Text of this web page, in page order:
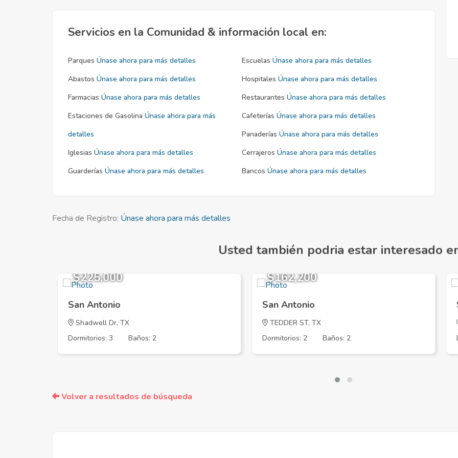
Servicios en la Comunidad & información local en:
Parques Únase ahora para más detalles Escuelas Únase ahora para más detalles
Abastos Únase ahora para más detalles Hospitales Únase ahora para más detalles
Farmacias Únase ahora para más detalles Restaurantes Únase ahora para más detalles
Estaciones de Gasolina Únase ahora para más
detalles
Cafeterías Únase ahora para más detalles
Panaderías Únase ahora para más detalles
Iglesias Únase ahora para más detalles Cerrajeros Únase ahora para más detalles
Guarderías Únase ahora para más detalles Bancos Únase ahora para más detalles
Fecha de Registro: Únase ahora para más detalles
Usted también podria estar interesado
$225,000
San Antonio
Shadwell Dr, TX
Dormitorios: 3
Baños: 2
$162,200
San Antonio
TEDDER ST, TX
Dormitorios: 2
Baños: 2
Volver a resultados de búsqueda